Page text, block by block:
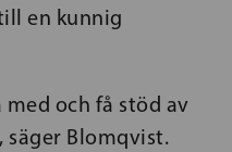
en kunnig
och få stöd av
Blomqvist.